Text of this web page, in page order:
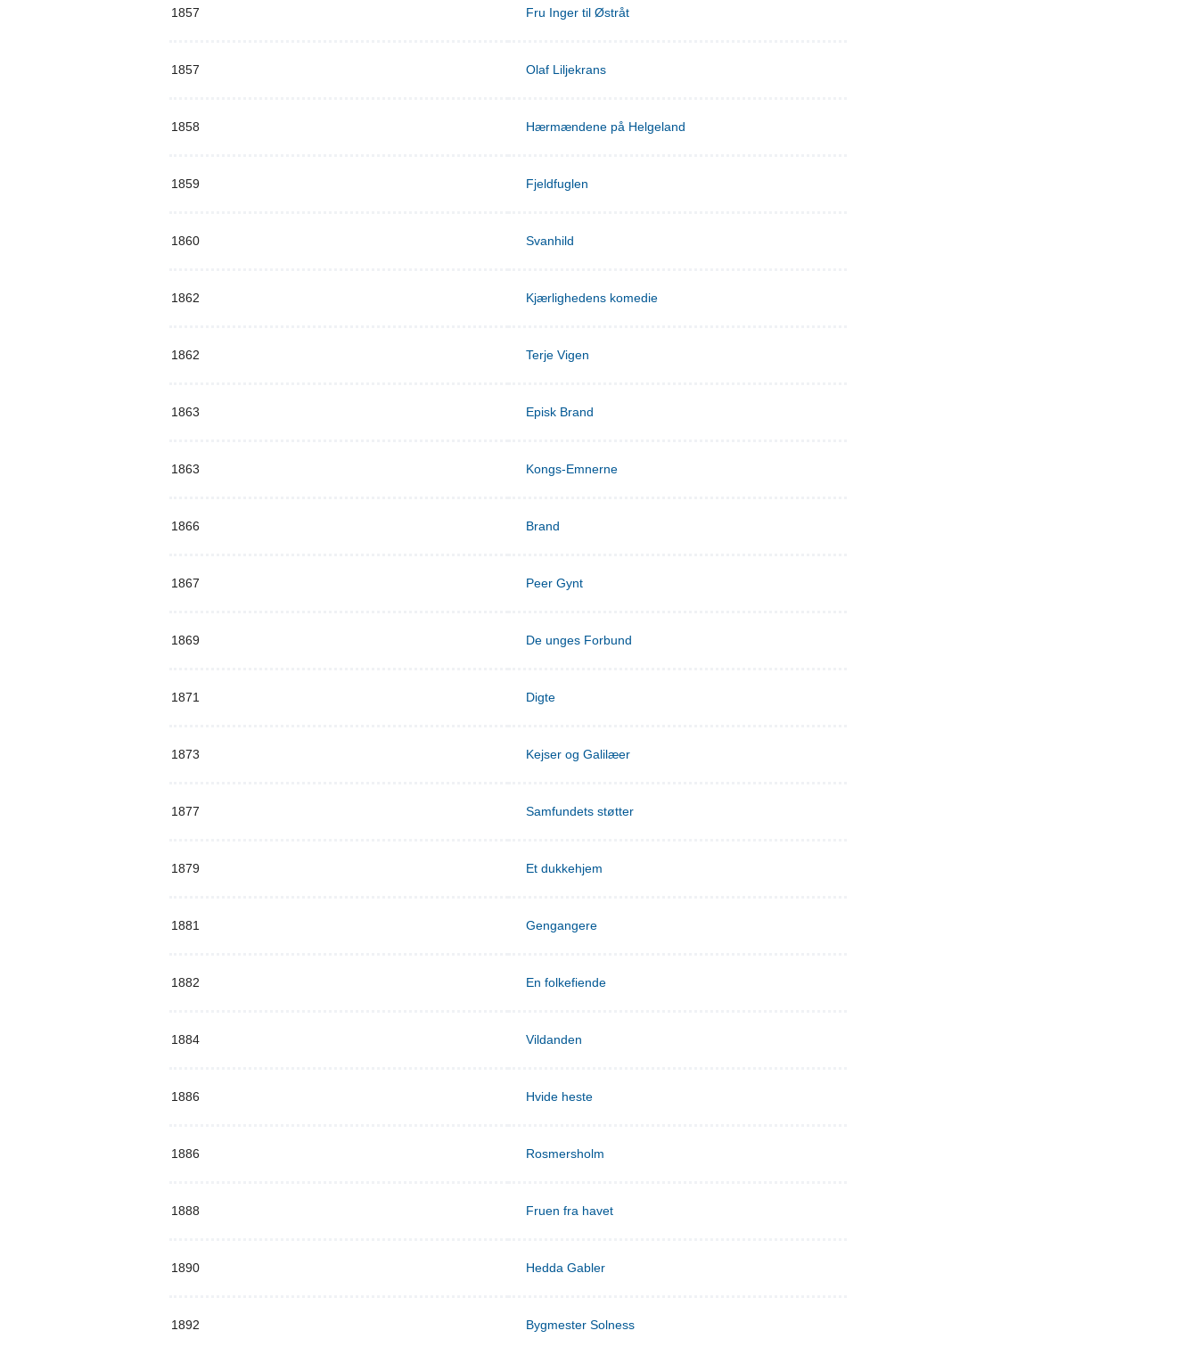
1857 Fru Inger til Østråt
1857 Olaf Liljekrans
1858 Hærmændene på Helgeland
1859 Fjeldfuglen
1860 Svanhild
1862 Kjærlighedens komedie
1862 Terje Vigen
1863 Episk Brand
1863 Kongs-Emnerne
1866 Brand
1867 Peer Gynt
1869 De unges Forbund
1871 Digte
1873 Kejser og Galilæer
1877 Samfundets støtter
1879 Et dukkehjem
1881 Gengangere
1882 En folkefiende
1884 Vildanden
1886 Hvide heste
1886 Rosmersholm
1888 Fruen fra havet
1890 Hedda Gabler
1892 Bygmester Solness